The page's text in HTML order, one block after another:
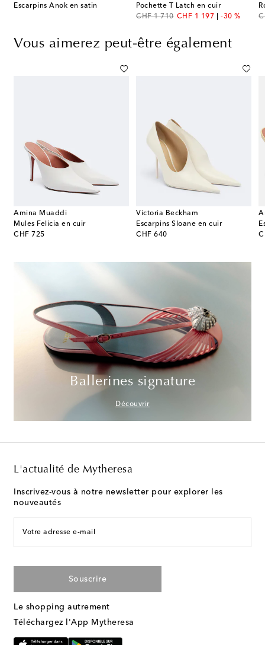
Escarpins Anok en satin
Pochette T Latch en cuir
CHF 1 710
original priceCHF 1 197
discount price-30 %
Vous aimerez peut-être également
Amina Muaddi
Mules Felicia en cuir
CHF 725
original price
Victoria Beckham
Escarpins Sloane en cuir
CHF 640
original price
Ballerines signature
Découvrir
L'actualité de Mytheresa
Inscrivez-vous à notre newsletter pour explorer les
nouveautés
Votre adresse e-mail
Souscrire
Le shopping autrement
Téléchargez l'App Mytheresa